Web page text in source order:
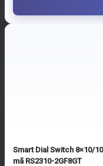
Smart Dial Switch 8×10/
mã RS2310-2GF8GT